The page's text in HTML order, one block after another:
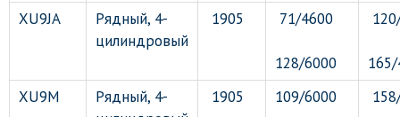
XU9JA
Рядный, 4-
цилиндровый
1905 71/4600
128/6000
XU9M
Рядный, 4-
1905 109/6000